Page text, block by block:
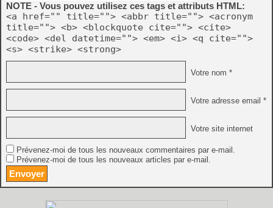
NOTE - Vous pouvez utilisez ces tags et attributs HTML:
<a href="" title=""> <abbr title=""> <acronym
title=""> <b> <blockquote cite=""> <cite>
<code> <del datetime=""> <em> <i> <q cite="">
<s> <strike> <strong>
Votre nom *
Votre adresse email *
Votre site internet
Prévenez-moi de tous les nouveaux commentaires par e-mail.
Prévenez-moi de tous les nouveaux articles par e-mail.